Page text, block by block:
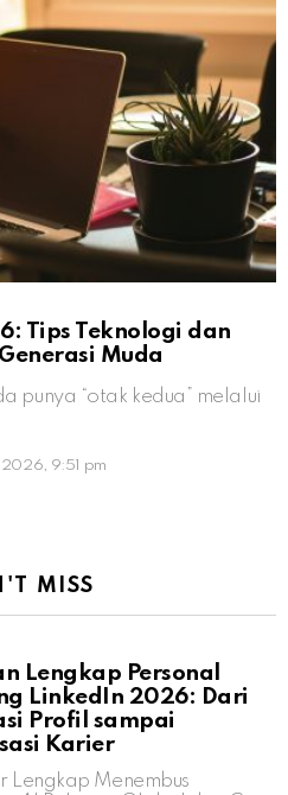
Tips Teknologi dan
Muda
punya “otak kedua” melalui
2026, 9:51 pm
MISS
Lengkap Personal
LinkedIn 2026: Dari
Profil sampai
Karier
Lengkap Menembus